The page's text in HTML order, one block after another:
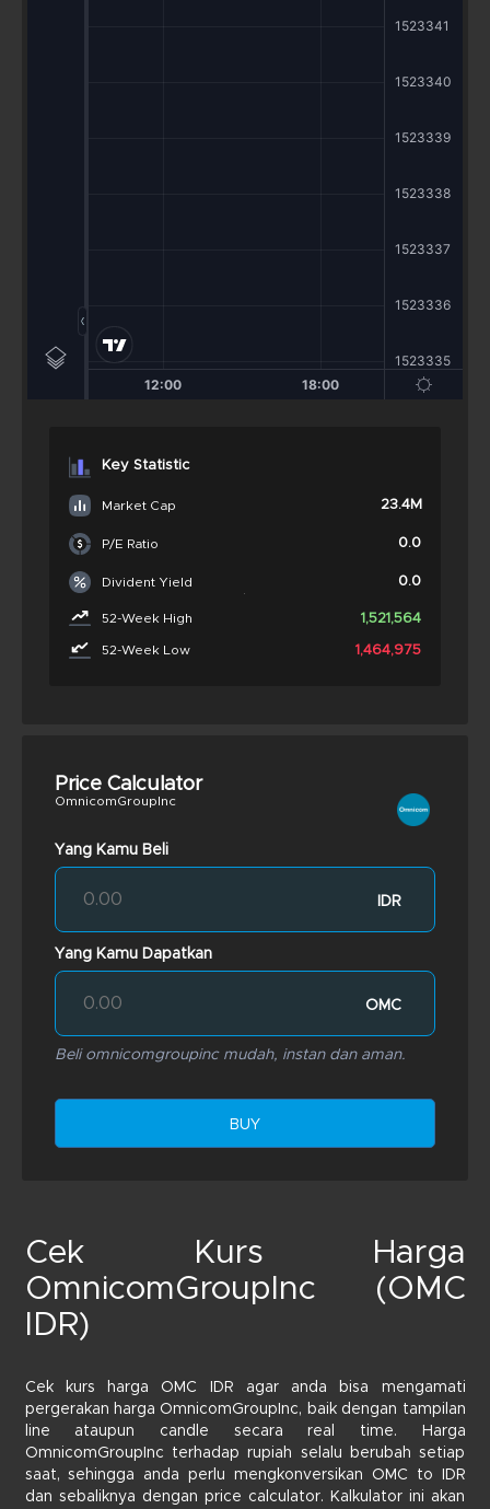
Key Statistic
Market Cap 23.4M
P/E Ratio 0.0
Divident Yield 0.0
52-Week High 1,521,564
52-Week Low 1,464,975
Price Calculator
OmnicomGroupInc
Yang Kamu Beli
IDR
Yang Kamu Dapatkan
OMC
Beli omnicomgroupinc mudah, instan dan aman.
BUY
Cek Kurs Harga
OmnicomGroupInc (OMC
IDR)
Cek kurs harga OMC IDR agar anda bisa mengamati
pergerakan harga OmnicomGroupInc, baik dengan tampilan
line ataupun candle secara real time. Harga
OmnicomGroupInc terhadap rupiah selalu berubah setiap
saat, sehingga anda perlu mengkonversikan OMC to IDR
dan sebaliknya dengan price calculator. Kalkulator ini akan